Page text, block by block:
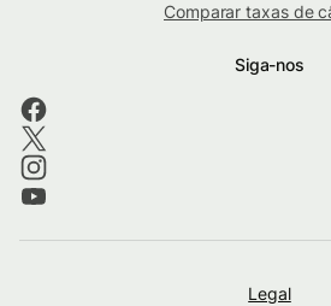
Comparar taxas de
Siga-nos
Legal